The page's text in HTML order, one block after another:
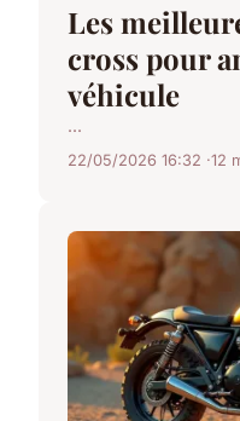
Les
cross pour
véhicule
...
22/05/2026 16:32 12